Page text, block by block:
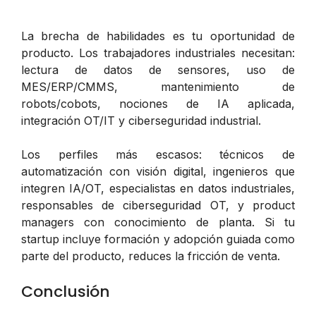
La brecha de habilidades es tu oportunidad de
producto. Los trabajadores industriales necesitan:
lectura de datos de sensores, uso de
MES/ERP/CMMS, mantenimiento de
robots/cobots, nociones de IA aplicada,
integración OT/IT y ciberseguridad industrial.
Los perfiles más escasos: técnicos de
automatización con visión digital, ingenieros que
integren IA/OT, especialistas en datos industriales,
responsables de ciberseguridad OT, y product
managers con conocimiento de planta. Si tu
startup incluye formación y adopción guiada como
parte del producto, reduces la fricción de venta.
Conclusión